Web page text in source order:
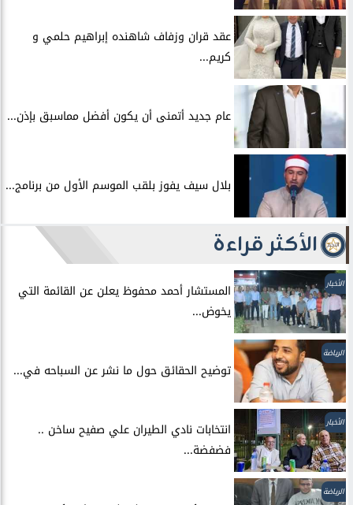
عقد قران وزفاف شاهنده إبراهيم حلمي و
كريم...
عام جديد أتمنى أن يكون أفضل مماسبق بإذن...
بلال سيف يفوز بلقب الموسم الأول من برنامج...
الأكثر قراءة
الأخبار
المستشار أحمد محفوظ يعلن عن القائمة التي
يخوض...
الرياضة
توضيح الحقائق حول ما نشر عن السباحه في...
الأخبار
انتخابات نادي الطيران علي صفيح ساخن ..
فضفضة...
الرياضة